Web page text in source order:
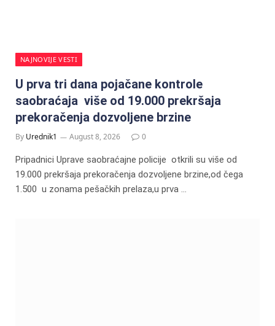
NAJNOVIJE VESTI
U prva tri dana pojačane kontrole
saobraćaja više od 19.000 prekršaja
prekoračenja dozvoljene brzine
By Urednik1 August 8, 2026 0
Pripadnici Uprave saobraćajne policije otkrili su više od
19.000 prekršaja prekoračenja dozvoljene brzine,od čega
1.500 u zonama pešačkih prelaza,u prva …